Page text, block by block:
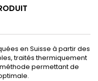
en Suisse à partir des
traités thermiquement
permettant de